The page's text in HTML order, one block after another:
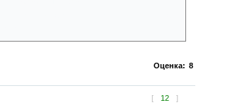
Оценка: 8
[ 12 ]